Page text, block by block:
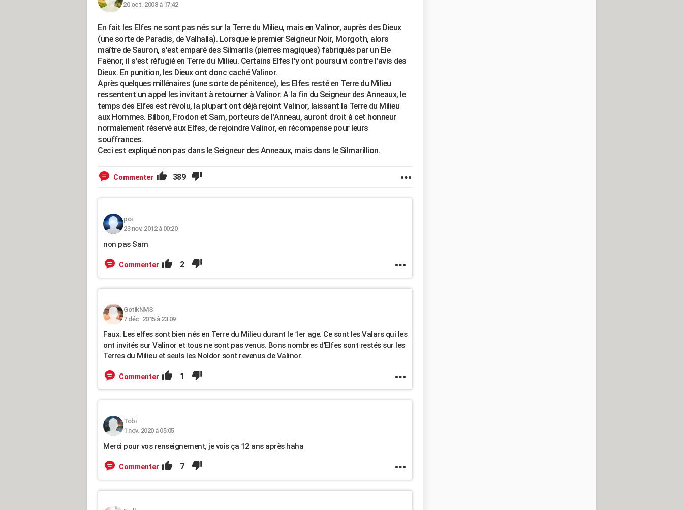
20 oct. 2008 à 17:42
En fait les Elfes ne sont pas nés sur la Terre du Milieu, mais en Valinor, auprès des Dieux
(une sorte de Paradis, de Valhalla). Lorsque le premier Seigneur Noir, Morgoth, alors
maître de Sauron, s'est emparé des Silmarils (pierres magiques) fabriqués par un Ele
Faënor, il s'est réfugié en Terre du Milieu. Certains Elfes l'y ont poursuivi contre l'avis des
Dieux. En punition, les Dieux ont donc caché Valinor.
Après quelques millénaires (une sorte de pénitence), les Elfes resté en Terre du Milieu
ressentent un appel les invitant à retourner à Valinor. A la fin du Seigneur des Anneaux, le
temps des Elfes est révolu, la plupart ont déjà rejoint Valinor, laissant la Terre du Milieu
aux Hommes. Bilbon, Frodon et Sam, porteurs de l'Anneau, auront droit à cet honneur
normalement réservé aux Elfes, de rejoindre Valinor, en récompense pour leurs
souffrances.
Ceci est expliqué non pas dans le Seigneur des Anneaux, mais dans le Silmarillion.
Commenter 389
poi
23 nov. 2012 à 00:20
non pas Sam
Commenter 2
GotikNMS
7 déc. 2015 à 23:09
Faux. Les elfes sont bien nés en Terre du Milieu durant le 1er age. Ce sont les Valars qui les
ont invités sur Valinor et tous ne sont pas venus. Bons nombres d'Elfes sont restés sur les
Terres du Milieu et seuls les Noldor sont revenus de Valinor.
Commenter 1
Tobi
1 nov. 2020 à 05:05
Merci pour vos renseignement, je vois ça 12 ans après haha
Commenter 7